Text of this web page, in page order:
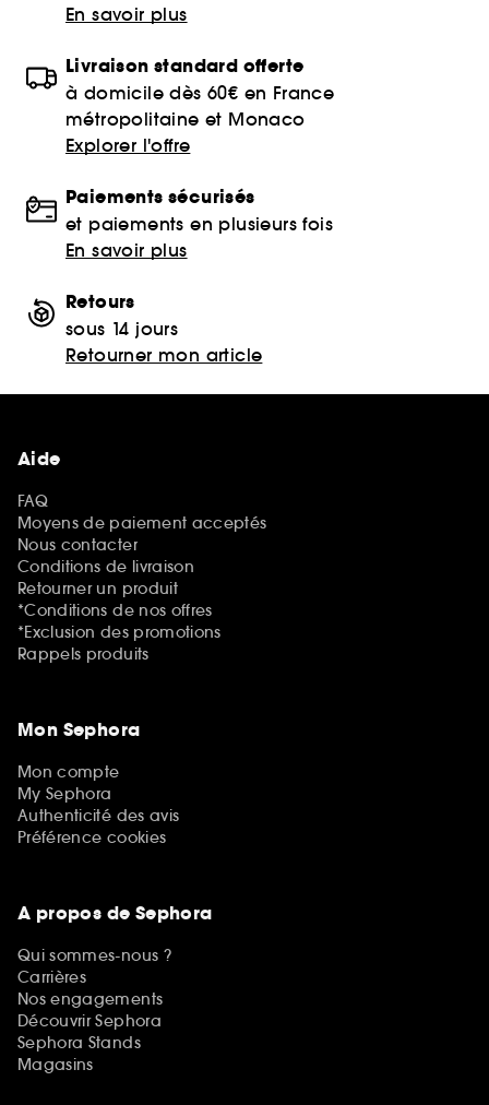
En savoir plus
Livraison standard offerte
à domicile dès 60€ en France
métropolitaine et Monaco
Explorer l'offre
Paiements sécurisés
et paiements en plusieurs fois
En savoir plus
Retours
sous 14 jours
Retourner mon article
Aide
FAQ
Moyens de paiement acceptés
Nous contacter
Conditions de livraison
Retourner un produit
*Conditions de nos offres
*Exclusion des promotions
Rappels produits
Mon Sephora
Mon compte
My Sephora
Authenticité des avis
Préférence cookies
A propos de Sephora
Qui sommes-nous ?
Carrières
Nos engagements
Découvrir Sephora
Sephora Stands
Magasins